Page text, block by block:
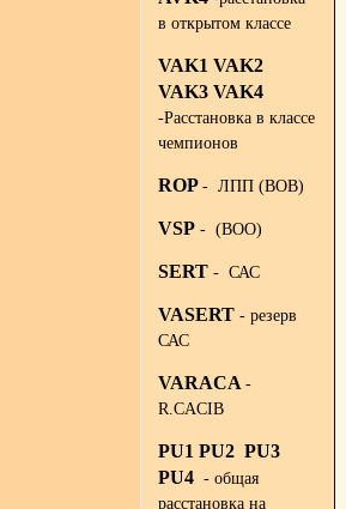
в открытом классе
VAK1 VAK2
VAK3 VAK4
-Расстановка в классе
чемпионов
ROP - ЛПП (BOB)
VSP- (BOO)
SERT- САС
VASERT- резерв
САС
VARACA -
R.CACIB
PU1 PU2 PU3
PU4- общая
расстановка на